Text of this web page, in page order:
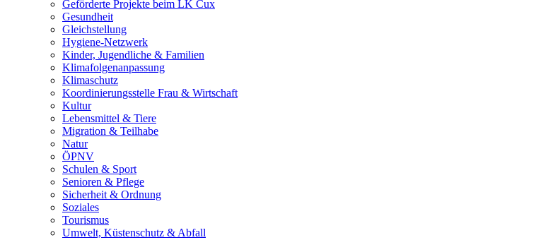
Geförderte Projekte beim LK Cux
Gesundheit
Gleichstellung
Hygiene-Netzwerk
Kinder, Jugendliche & Familien
Klimafolgenanpassung
Klimaschutz
Koordinierungsstelle Frau & Wirtschaft
Kultur
Lebensmittel & Tiere
Migration & Teilhabe
Natur
ÖPNV
Schulen & Sport
Senioren & Pflege
Sicherheit & Ordnung
Soziales
Tourismus
Umwelt, Küstenschutz & Abfall